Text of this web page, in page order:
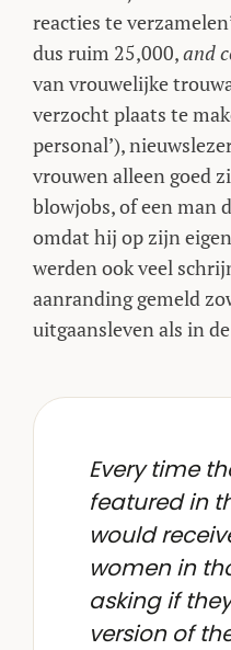
reacties te
dus ruim 25,000,and
van vrouwelijke
verzocht plaats te
personal’),
vrouwen alleen goed
blowjobs, of een man
omdat hij op zijn
werden ook veel
aanranding gemeld
uitgaansleven als in
Every time
featured in
would
women in
asking if
version of